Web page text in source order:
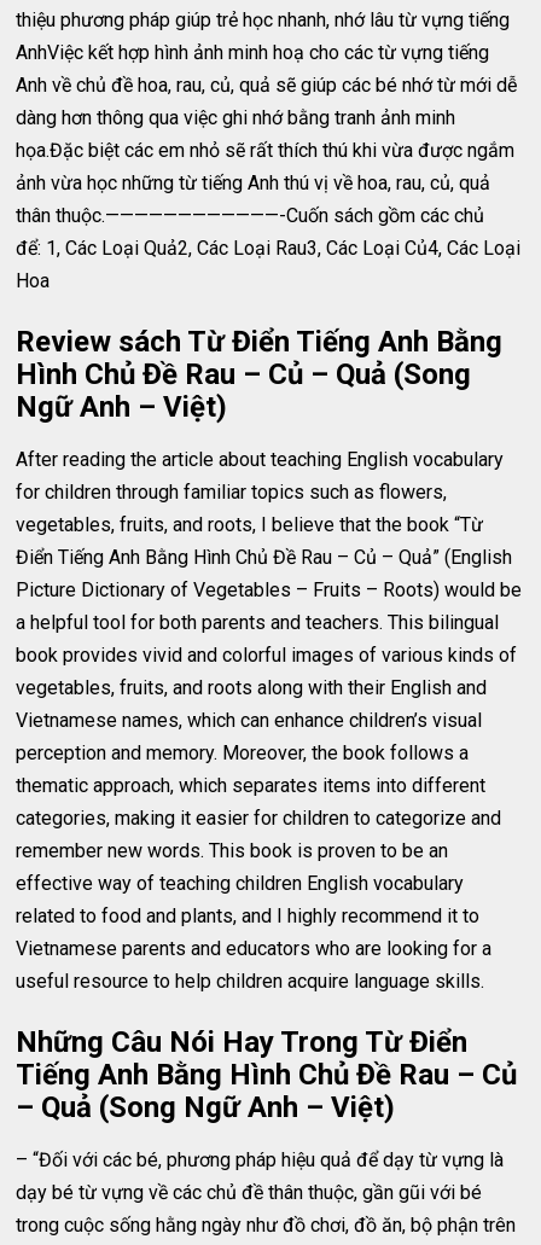
thiệu phương pháp giúp trẻ học nhanh, nhớ lâu từ vựng tiếng
AnhViệc kết hợp hình ảnh minh hoạ cho các từ vựng tiếng
Anh về chủ đề hoa, rau, củ, quả sẽ giúp các bé nhớ từ mới dễ
dàng hơn thông qua việc ghi nhớ bằng tranh ảnh minh
họa.Đặc biệt các em nhỏ sẽ rất thích thú khi vừa được ngắm
ảnh vừa học những từ tiếng Anh thú vị về hoa, rau, củ, quả
thân thuộc.————————————-Cuốn sách gồm các chủ
để: 1, Các Loại Quả2, Các Loại Rau3, Các Loại Củ4, Các Loại
Hoa
Review sách Từ Điển Tiếng Anh Bằng
Hình Chủ Đề Rau – Củ – Quả (Song
Ngữ Anh – Việt)
After reading the article about teaching English vocabulary
for children through familiar topics such as flowers,
vegetables, fruits, and roots, I believe that the book “Từ
Điển Tiếng Anh Bằng Hình Chủ Đề Rau – Củ – Quả” (English
Picture Dictionary of Vegetables – Fruits – Roots) would be
a helpful tool for both parents and teachers. This bilingual
book provides vivid and colorful images of various kinds of
vegetables, fruits, and roots along with their English and
Vietnamese names, which can enhance children’s visual
perception and memory. Moreover, the book follows a
thematic approach, which separates items into different
categories, making it easier for children to categorize and
remember new words. This book is proven to be an
effective way of teaching children English vocabulary
related to food and plants, and I highly recommend it to
Vietnamese parents and educators who are looking for a
useful resource to help children acquire language skills.
Những Câu Nói Hay Trong Từ Điển
Tiếng Anh Bằng Hình Chủ Đề Rau – Củ
– Quả (Song Ngữ Anh – Việt)
– “Đối với các bé, phương pháp hiệu quả để dạy từ vựng là
dạy bé từ vựng về các chủ đề thân thuộc, gần gũi với bé
trong cuộc sống hằng ngày như đồ chơi, đồ ăn, bộ phận trên